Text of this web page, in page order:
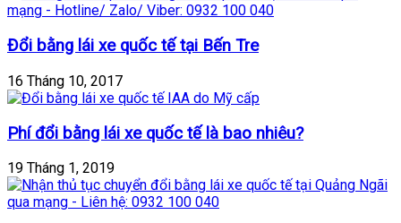
Đổi bằng lái xe quốc tế tại Bến Tre
16 Tháng 10, 2017
Phí đổi bằng lái xe quốc tế là bao nhiêu?
19 Tháng 1, 2019